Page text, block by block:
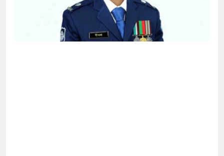
মব সৃষ্টির সুযোগ নিতে পারে আওয়ামী লীগ: